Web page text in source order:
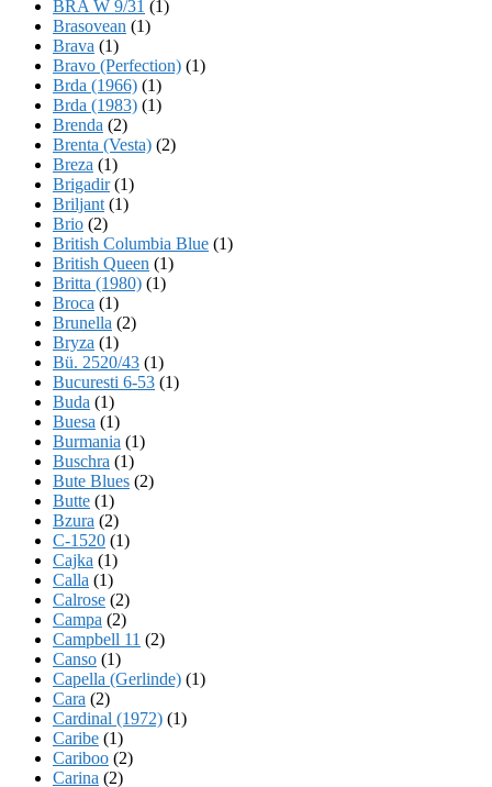
BRA W 9/31 (1)
Brasovean (1)
Brava (1)
Bravo (Perfection) (1)
Brda (1966) (1)
Brda (1983) (1)
Brenda (2)
Brenta (Vesta) (2)
Breza (1)
Brigadir(1)
Briljant (1)
Brio (2)
British Columbia Blue (1)
British Queen (1)
Britta (1980) (1)
Broca (1)
Brunella (2)
Bryza (1)
Bü. 2520/43 (1)
Bucuresti 6-53 (1)
Buda (1)
Buesa (1)
Burmania (1)
Buschra (1)
Bute Blues (2)
Butte (1)
Bzura (2)
C-1520 (1)
Cajka (1)
Calla (1)
Calrose (2)
Campa (2)
Campbell 11 (2)
Canso (1)
Capella (Gerlinde) (1)
Cara (2)
Cardinal (1972) (1)
Caribe (1)
Cariboo (2)
Carina (2)